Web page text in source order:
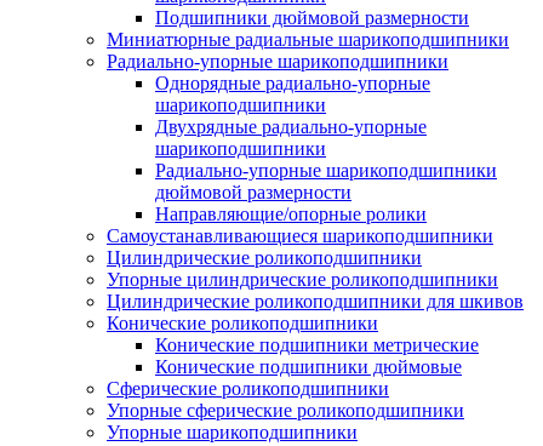
Подшипники дюймовой размерности
Миниатюрные радиальные шарикоподшипники
Радиально-упорные шарикоподшипники
Однорядные радиально-упорные
шарикоподшипники
Двухрядные радиально-упорные
шарикоподшипники
Радиально-упорные шарикоподшипники
дюймовой размерности
Направляющие/опорные ролики
Самоустанавливающиеся шарикоподшипники
Цилиндрические роликоподшипники
Упорные цилиндрические роликоподшипники
Цилиндрические роликоподшипники для шкивов
Конические роликоподшипники
Конические подшипники метрические
Конические подшипники дюймовые
Сферические роликоподшипники
Упорные сферические роликоподшипники
Упорные шарикоподшипники